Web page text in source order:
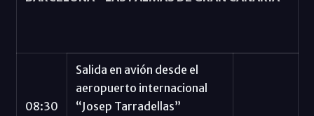
08:30
Salida en avión desde el
aeropuerto internacional
“Josep Tarradellas”